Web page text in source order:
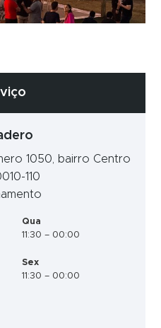
1050, bairro Centro
110
Qua
11:30 – 00:00
Sex
11:30 – 00:00